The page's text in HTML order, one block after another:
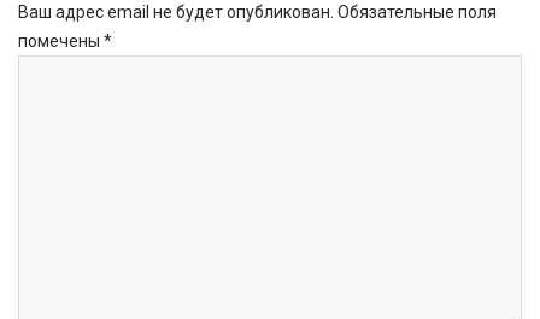
Ваш адрес email не будет опубликован. Обязательные поля
помечены *